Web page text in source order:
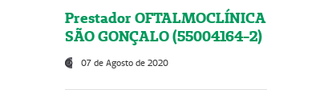
Prestador OFTALMOCLÍNICA
SÃO GONÇALO (55004164-2)
07 de Agosto de 2020